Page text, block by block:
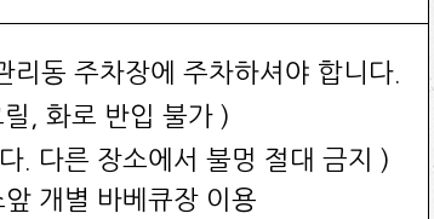
동 주차장에 주차하셔야 합니다.
, 화로 반입 불가 )
. 다른 장소에서 불멍 절대 금지 )
개별 바베큐장 이용